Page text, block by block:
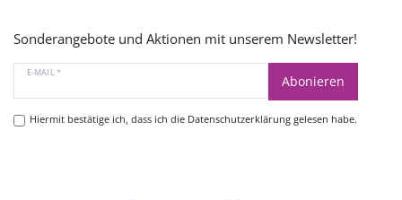
Sonderangebote und Aktionen mit unserem Newsletter!
E-MAIL *
Abonieren
Hiermit bestätige ich, dass ich die Datenschutzerklärunggelesen habe.